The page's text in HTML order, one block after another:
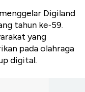
Digiland
tahun ke-59.
yang
pada olahraga
digital.